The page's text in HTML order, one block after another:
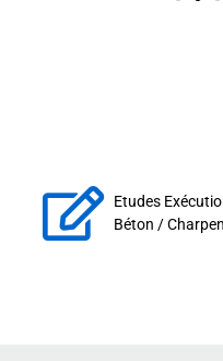
Etudes
Béton /